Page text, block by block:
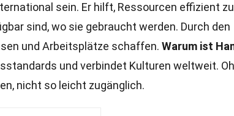
sein. Er hilft, Ressourcen effizient zu
sind, wo sie gebraucht werden. Durch den
und Arbeitsplätze schaffen. Warum ist
und verbindet Kulturen weltweit.
nicht so leicht zugänglich.